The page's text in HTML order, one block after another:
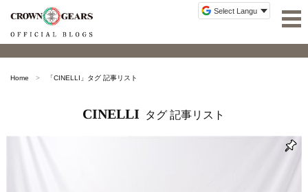
Home 「CINELLI 」タグ 記事リスト
CINELLI タグ 記事リスト